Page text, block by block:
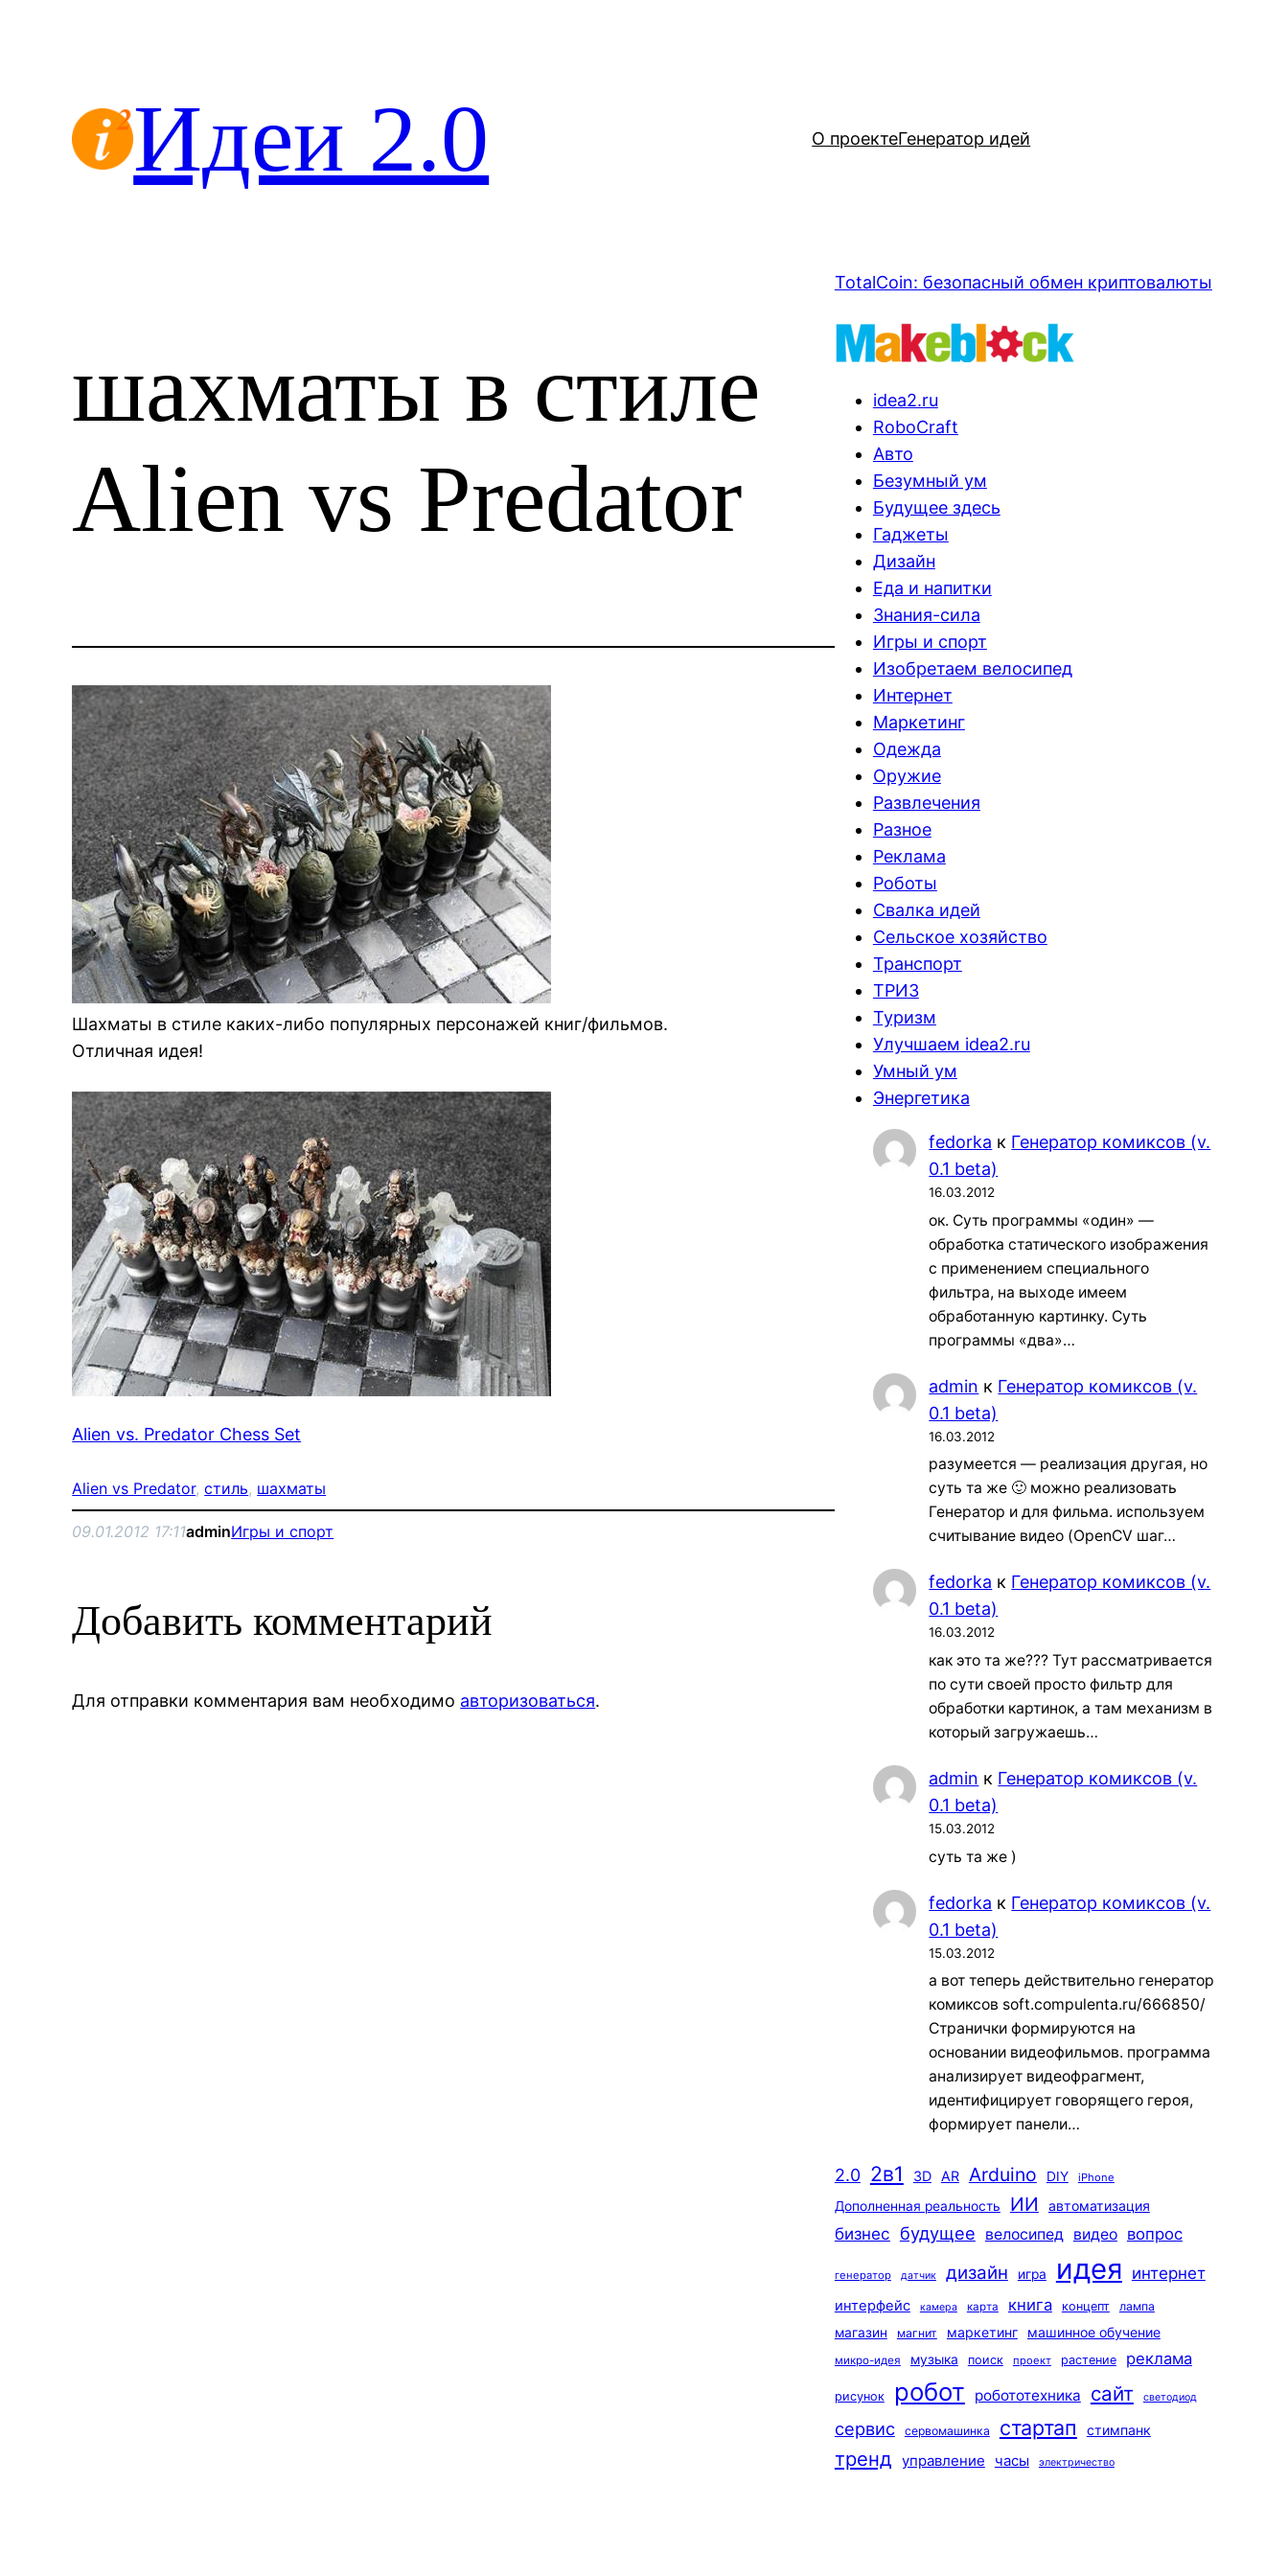
Идеи 2.0 О проектеГенератор идей
шахматы в стиле
Alien vs Predator
Шахматы в стиле каких-либо популярных персонажей книг/фильмов.
Отличная идея!
Alien vs. Predator Chess Set
Alien vs Predator, стиль, шахматы
09.01.2012 17:11adminИгры и спорт
Добавить комментарий
Для отправки комментария вам необходимо авторизоваться.
TotalCoin: безопасный обмен криптовалюты
idea2.ru
RoboCraft
Авто
Безумный ум
Будущее здесь
Гаджеты
Дизайн
Еда и напитки
Знания-сила
Игры и спорт
Изобретаем велосипед
Интернет
Маркетинг
Одежда
Оружие
Развлечения
Разное
Реклама
Роботы
Свалка идей
Сельское хозяйство
Транспорт
ТРИЗ
Туризм
Улучшаем idea2.ru
Умный ум
Энергетика
fedorka к Генератор комиксов (v.
0.1 beta)
16.03.2012
ок. Суть программы «один» —
обработка статического изображения
с применением специального
фильтра, на выходе имеем
обработанную картинку. Суть
программы «два»…
admin к Генератор комиксов (v.
0.1 beta)
16.03.2012
разумеется — реализация другая, но
суть та же 🙂 можно реализовать
Генератор и для фильма. используем
считывание видео (OpenCV шаг…
fedorka к Генератор комиксов (v.
0.1 beta)
16.03.2012
как это та же??? Тут рассматривается
по сути своей просто фильтр для
обработки картинок, а там механизм в
который загружаешь…
admin к Генератор комиксов (v.
0.1 beta)
15.03.2012
суть та же )
fedorka к Генератор комиксов (v.
0.1 beta)
15.03.2012
а вот теперь действительно генератор
комиксов soft.compulenta.ru/666850/
Странички формируются на
основании видеофильмов. программа
анализирует видеофрагмент,
идентифицирует говорящего героя,
формирует панели…
2.0 2в1 3D AR Arduino DIY iPhone
Дополненная реальность ИИ автоматизация
бизнес будущее велосипед видео вопрос
генератор датчик дизайн игра идея интернет
интерфейс камера карта книга концепт лампа
магазин магнит маркетинг машинное обучение
микро-идея музыка поиск проект растение реклама
рисунок робот робототехника сайт светодиод
сервис сервомашинка стартап стимпанк
тренд управление часы электричество